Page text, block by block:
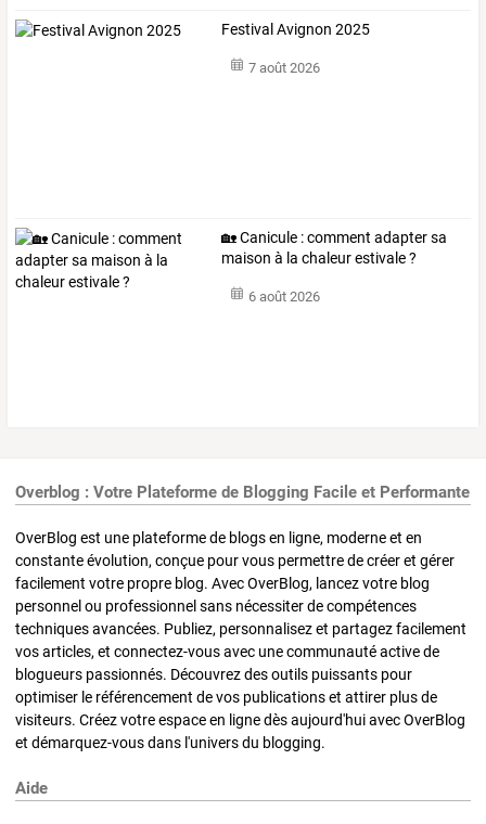
Festival Avignon 2025
7 août 2026
🏡 Canicule : comment adapter sa
maison à la chaleur estivale ?
6 août 2026
Overblog : Votre Plateforme de Blogging Facile et Performante
OverBlog est une plateforme de blogs en ligne, moderne et en
constante évolution, conçue pour vous permettre de créer et gérer
facilement votre propre blog. Avec OverBlog, lancez votre blog
personnel ou professionnel sans nécessiter de compétences
techniques avancées. Publiez, personnalisez et partagez facilement
vos articles, et connectez-vous avec une communauté active de
blogueurs passionnés. Découvrez des outils puissants pour
optimiser le référencement de vos publications et attirer plus de
visiteurs. Créez votre espace en ligne dès aujourd'hui avec OverBlog
et démarquez-vous dans l'univers du blogging.
Aide